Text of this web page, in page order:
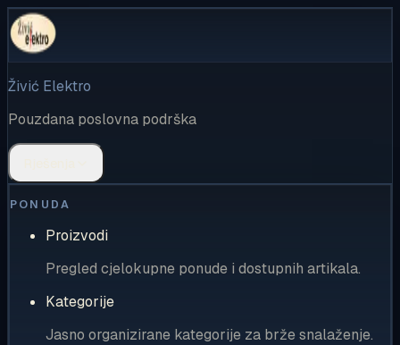
Živić Elektro
Pouzdana poslovna podrška
PONUDA
Proizvodi
Pregled cjelokupne ponude i dostupnih artikala.
Kategorije
Jasno organizirane kategorije za brže snalaženje.